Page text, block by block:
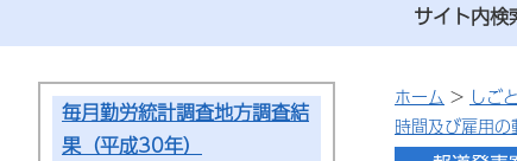
サイト内検
毎月勤労統計調査地方調査結
果（平成30年）
ホーム > しご
時間及び雇用の